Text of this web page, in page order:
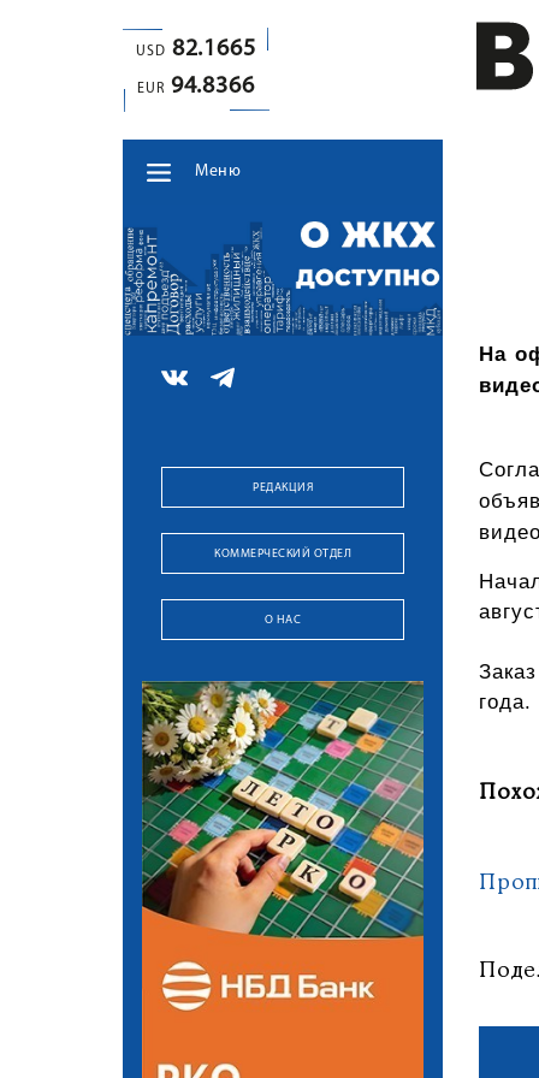
USD 82.1665
EUR 94.8366
Меню
РЕДАКЦИЯ
КОММЕРЧЕСКИЙ ОТДЕЛ
О НАС
На
года.